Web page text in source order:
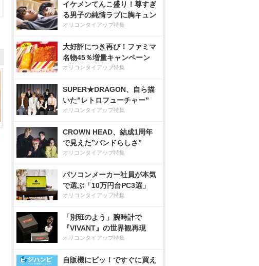
イケメンてんこ盛り！尊すぎ
る男子の純情ラブに胸キュン
オリコンタイアップ特集
大好評につき再び！ファミマ
名物45％増量キャンペーン
オリコンタイアップ特集
SUPER★DRAGON、自ら描
いた”レトロフューチャー”
オリコンタイアップ特集
CROWN HEAD、結成1周年
で見えた”バンドらしさ”
オリコンタイアップ特集
パソコンメーカー社員が本気
で選ぶ「10万円台PC3選」
オリコンタイアップ特集
「別班のよう」腕時計で
『VIVANT』の世界観再現
オリコンタイアップ特集
自販機にピッ！ですぐに買え